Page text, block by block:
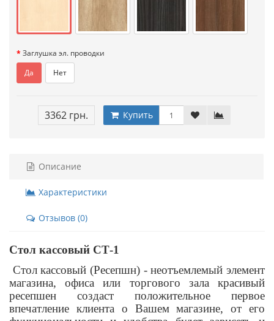
Заглушка эл. проводки
Да
Нет
3362 грн. Купить
Описание
Характеристики
Отзывов (0)
Стол кассовый СТ-1
Стол кассовый (Ресепшн) - неотъемлемый элемент
магазина, офиса или торгового зала красивый
ресепшен создаст положительное первое
впечатление клиента о Вашем магазине, от его